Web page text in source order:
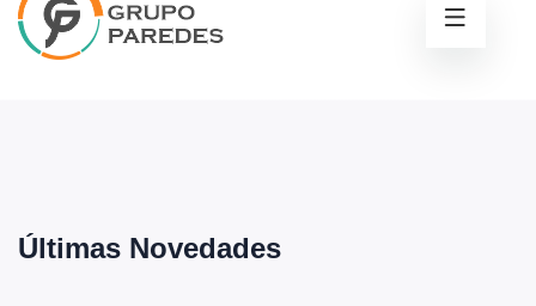
Últimas Novedades